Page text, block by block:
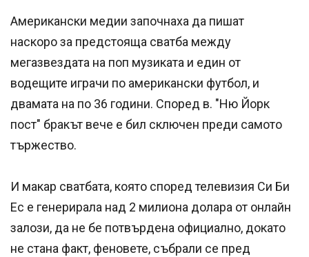
Американски медии започнаха да пишат
наскоро за предстояща сватба между
мегазвездата на поп музиката и един от
водещите играчи по американски футбол, и
двамата на по 36 години. Според в. "Ню Йорк
пост" бракът вече е бил сключен преди самото
тържество.
И макар сватбата, която според телевизия Си Би
Ес е генерирала над 2 милиона долара от онлайн
залози, да не бе потвърдена официално, докато
не стана факт, феновете, събрали се пред